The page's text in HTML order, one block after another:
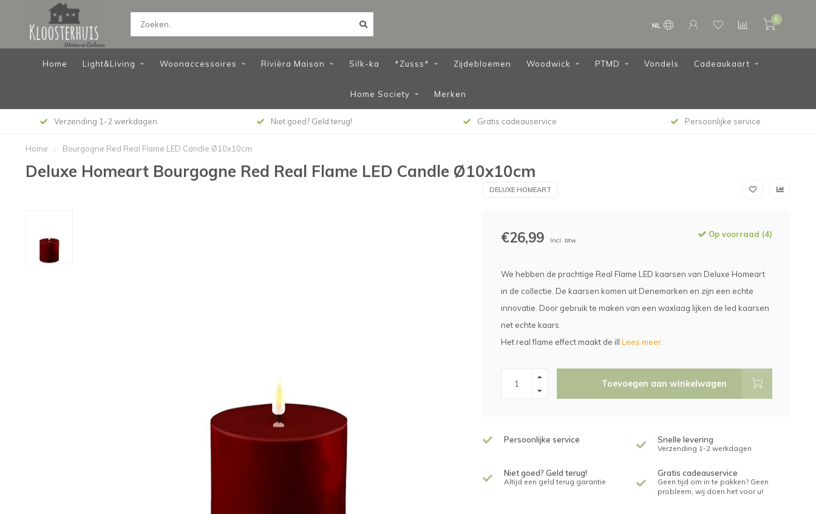
NL
0
Home Light&Living Woonaccessoires Rivièra Maison Silk-ka *Zusss* Zijdebloemen Woodwick PTMD Vondels Cadeaukaart
Home Society Merken
Verzending 1-2 werkdagen Niet goed? Geld terug! Gratis cadeauservice Persoonlijke service
Home / Bourgogne Red Real Flame LED Candle Ø10x10cm
Deluxe Homeart Bourgogne Red Real Flame LED Candle Ø10x10cm
DELUXE HOMEART
€26,99 Incl. btw
Op voorraad (4)
We hebben de prachtige Real Flame LED kaarsen van Deluxe Homeart
in de collectie. De kaarsen komen uit Denemarken en zijn een echte
innovatie. Door gebruik te maken van een waxlaag lijken de led kaarsen
net echte kaars.
Het real flame effect maakt de ill Lees meer..
Toevoegen aan winkelwagen
Persoonlijke service Snelle levering
Verzending 1-2 werkdagen
Niet goed? Geld terug!
Altijd een geld terug garantie
Gratis cadeauservice
Geen tijd om in te pakken? Geen
probleem, wij doen het voor u!